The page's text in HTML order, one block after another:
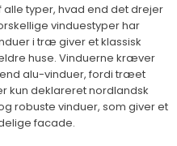
alle typer, hvad end det drejer
vinduestyper har
i træ giver et klassisk
huse. Vinduerne kræver
alu-vinduer, fordi træet
kun deklareret nordlandsk
robuste vinduer, som giver et
facade.